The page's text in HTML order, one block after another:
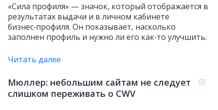
«Сила профиля» — значок, который отображается в
результатах выдачи и в личном кабинете
бизнес‑профиля. Он показывает, насколько
заполнен профиль и нужно ли его как‑то улучшить.
Читать далее
Мюллер: небольшим сайтам не следует
слишком переживать о CWV